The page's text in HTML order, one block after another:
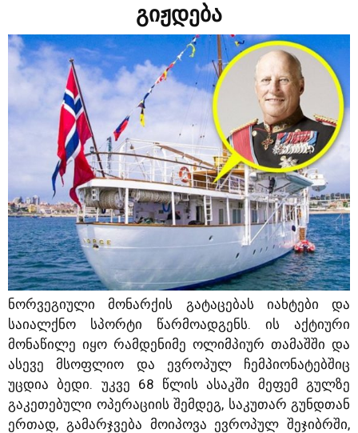
გიჟდება
ნორვეგიული მონარქის გატაცებას იახტები და
საიალქნო სპორტი წარმოადგენს. ის აქტიური
მონაწილე იყო რამდენიმე ოლიმპიურ თამაშში და
ასევე მსოფლიო და ევროპულ ჩემპიონატებშიც
უცდია ბედი. უკვე 68 წლის ასაკში მეფემ გულზე
გაკეთებული ოპერაციის შემდეგ, საკუთარ გუნდთან
ერთად, გამარჯვება მოიპოვა ევროპულ შეჯიბრში,